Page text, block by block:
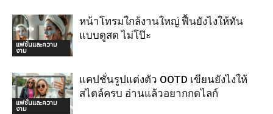
แฟชั่นและความ
งาม
หน้าโทรมใกล้งานใหญ่ ฟื้นยังไงให้ทัน
แบบดูสด ไม่โป๊ะ
แฟชั่นและความ
งาม
แคปชั่นรูปแต่งตัว OOTD เขียนยังไงให้
สไตล์ครบ อ่านแล้วอยากกดไลก์